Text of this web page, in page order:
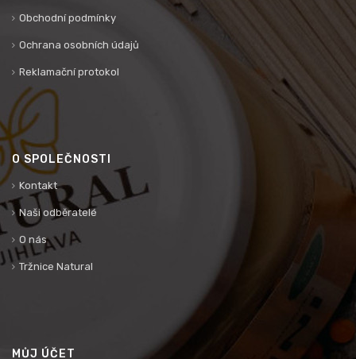
Obchodní podmínky
Ochrana osobních údajů
Reklamační protokol
O SPOLEČNOSTI
Kontakt
Naši odběratelé
O nás
Tržnice Natural
MŮJ ÚČET